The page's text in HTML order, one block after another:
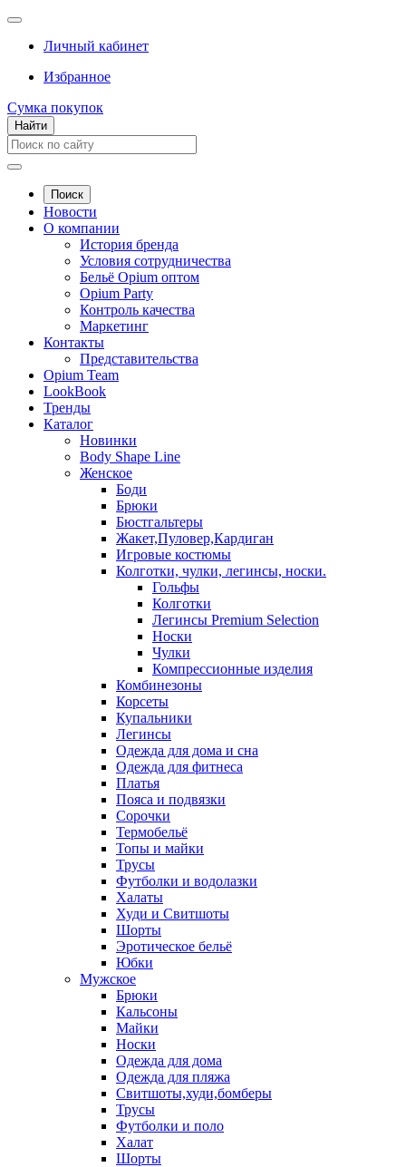
Личный кабинет
Избранное
Сумка покупок
Найти
Поиск
Новости
О компании
История бренда
Условия сотрудничества
Бельё Opium оптом
Opium Party
Контроль качества
Маркетинг
Контакты
Представительства
Opium Team
LookBook
Тренды
Каталог
Новинки
Body Shape Line
Женское
Боди
Брюки
Бюстгальтеры
Жакет,Пуловер,Кардиган
Игровые костюмы
Колготки, чулки, легинсы, носки.
Гольфы
Колготки
Легинсы Premium Selection
Носки
Чулки
Компрессионные изделия
Комбинезоны
Корсеты
Купальники
Легинсы
Одежда для дома и сна
Одежда для фитнеса
Платья
Пояса и подвязки
Сорочки
Термобельё
Топы и майки
Трусы
Футболки и водолазки
Халаты
Худи и Свитшоты
Шорты
Эротическое бельё
Юбки
Мужское
Брюки
Кальсоны
Майки
Носки
Одежда для дома
Одежда для пляжа
Свитшоты,худи,бомберы
Трусы
Футболки и поло
Халат
Шорты